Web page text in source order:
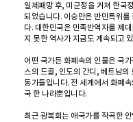
일제패망 후, 미군정을 거쳐 한국
되었습니다. 이승만은 반민특위를
다. 대한민국은 민족반역자를 제
지 못한 역사가 지금도 계속되고
어떤 국가든 화폐속의 인물은 국
스의 드골, 인도의 간디, 베트남의
동가들입니다. 전 세계에서 화폐
국 한 나라뿐입니다.
최근 광복회는 애국가를 작곡한